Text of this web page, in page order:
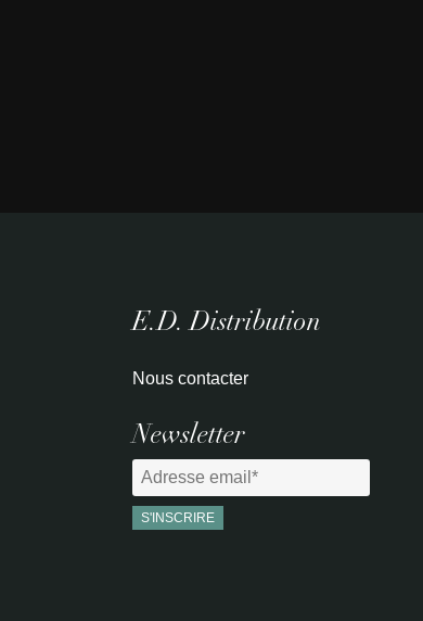
E.D. Distribution
Nous contacter
Newsletter